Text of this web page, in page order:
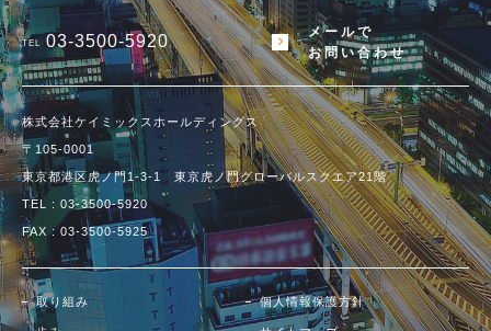
TEL 03-3500-5920
メールで
お問い合わせ
株式会社ケイミックスホールディングス
〒105-0001
東京都港区虎ノ門1-3-1 東京虎ノ門グローバルスクエア21階
TEL : 03-3500-5920
FAX : 03-3500-5925
取り組み 個人情報保護方針